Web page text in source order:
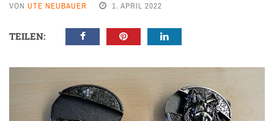
VON UTE NEUBAUER 1. APRIL 2022
TEILEN: